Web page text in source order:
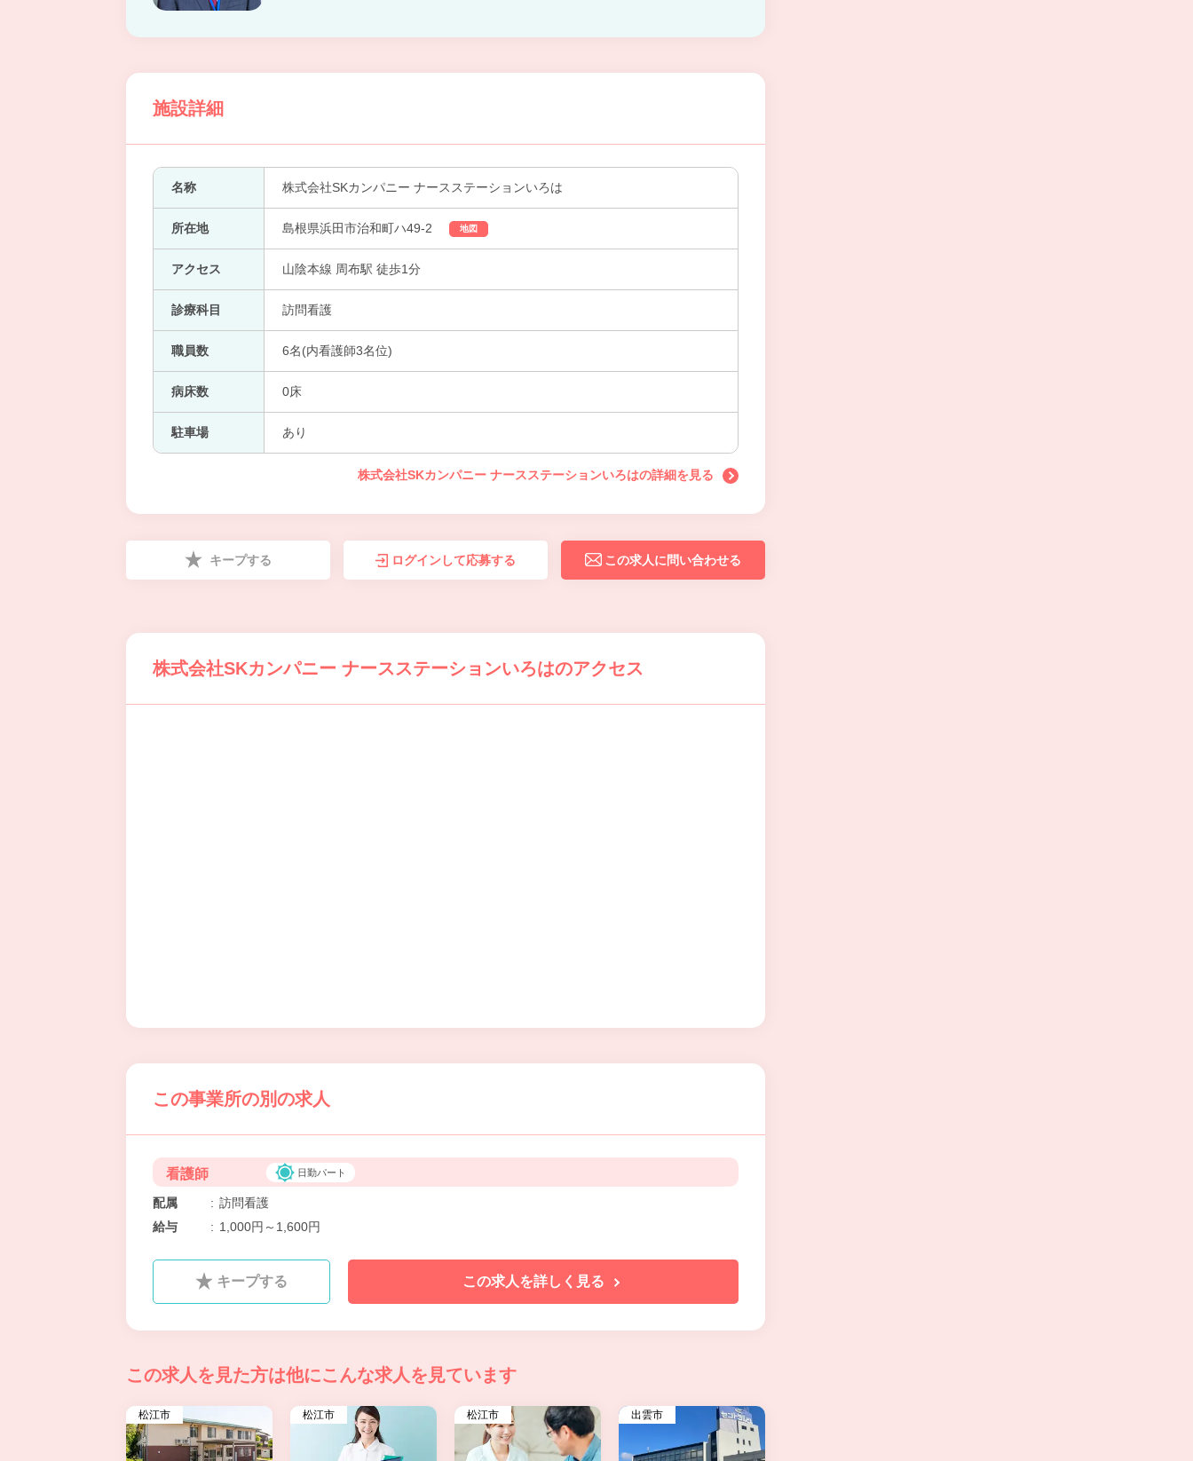
施設詳細
名称 株式会社SKカンパニー ナースステーションいろは
所在地 島根県浜田市治和町ハ49-2 地図
アクセス 山陰本線 周布駅 徒歩1分
診療科目 訪問看護
職員数 6名(内看護師3名位)
病床数 0床
駐車場 あり
株式会社SKカンパニー ナースステーションいろはの詳細を見る
キープする ログインして応募する この求人に問い合わせる
株式会社SKカンパニー ナースステーションいろはのアクセス
この事業所の別の求人
看護師 日勤パート
配属 : 訪問看護
給与
: 1,000円～1,600円
キープする この求人を詳しく見る
この求人を見た方は他にこんな求人を見ています
松江市 松江市 松江市 出雲市